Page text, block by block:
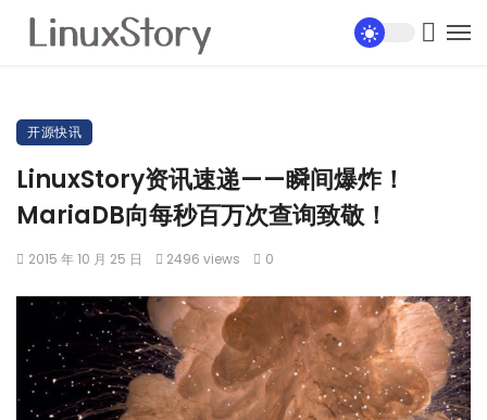
开源快讯
LinuxStory资讯速递——瞬间爆炸！
MariaDB向每秒百万次查询致敬！
2015 年 10 月 25 日 2496 views 0